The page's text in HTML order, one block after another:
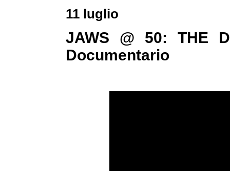
11 luglio
JAWS @ 50: THE
Documentario